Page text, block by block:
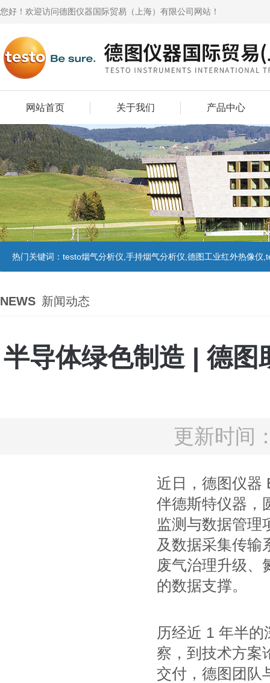
您好！欢迎访问德图仪器国际贸易（上海）有限公司网站！
网站首页 关于我们 产品中心
热门关键词： testo烟气分析仪,手持烟气分析仪,德图工业红外热像仪
NEWS 新闻动态
半导体绿色制造 | 德图
更新时间
近日，德图仪器
伴德斯特仪器，
监测与数据管理
及数据采集传输
废气治理升级、
的数据支撑。
历经近 1 年半
察，到技术方案
交付，德图团队